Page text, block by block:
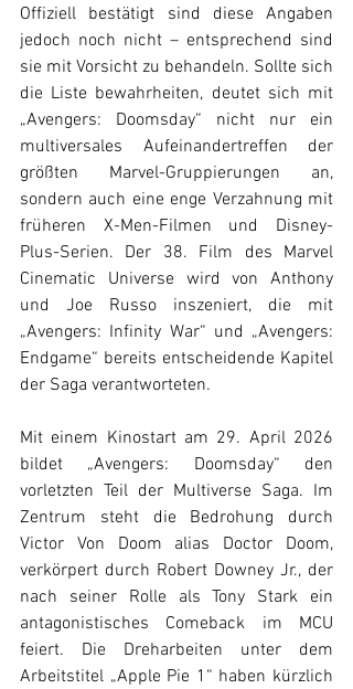
Offiziell bestätigt sind diese Angaben
jedoch noch nicht – entsprechend sind
sie mit Vorsicht zu behandeln. Sollte sich
die Liste bewahrheiten, deutet sich mit
„Avengers: Doomsday“ nicht nur ein
multiversales Aufeinandertreffen der
größten Marvel-Gruppierungen an,
sondern auch eine enge Verzahnung mit
früheren X-Men-Filmen und Disney-
Plus-Serien. Der 38. Film des Marvel
Cinematic Universe wird von Anthony
und Joe Russo inszeniert, die mit
„Avengers: Infinity War“ und „Avengers:
Endgame“ bereits entscheidende Kapitel
der Saga verantworteten.
Mit einem Kinostart am 29. April 2026
bildet „Avengers: Doomsday“ den
vorletzten Teil der Multiverse Saga. Im
Zentrum steht die Bedrohung durch
Victor Von Doom alias Doctor Doom,
verkörpert durch Robert Downey Jr., der
nach seiner Rolle als Tony Stark ein
antagonistisches Comeback im MCU
feiert. Die Dreharbeiten unter dem
Arbeitstitel „Apple Pie 1“ haben kürzlich